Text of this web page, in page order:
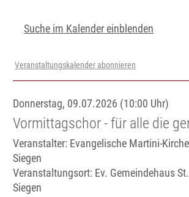
Suche im Kalender einblenden
Veranstaltungskalender abonnieren
Donnerstag, 09.07.2026 (10:00 Uhr)
Vormittagschor - für alle die
Veranstalter: Evangelische Martini-
Siegen
Veranstaltungsort: Ev. Gemeindehaus
Siegen